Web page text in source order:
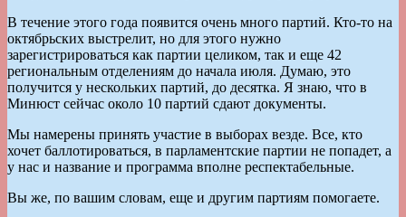
В течение этого года появится очень много партий. Кто-то на
октябрьских выстрелит, но для этого нужно
зарегистрироваться как партии целиком, так и еще 42
региональным отделениям до начала июля. Думаю, это
получится у нескольких партий, до десятка. Я знаю, что в
Минюст сейчас около 10 партий сдают документы.
Мы намерены принять участие в выборах везде. Все, кто
хочет баллотироваться, в парламентские партии не попадет, а
у нас и название и программа вполне респектабельные.
Вы же, по вашим словам, еще и другим партиям помогаете.